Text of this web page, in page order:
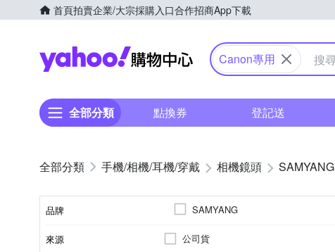
首頁拍賣企業/大宗採購入口合作招商App下載
Yahoo購物中心
Canon專用
全部分類 點換券 登記送
手機/相機/耳機/穿戴 相機鏡頭 SAMYANG
品牌 SAMYANG
來源 公司貨